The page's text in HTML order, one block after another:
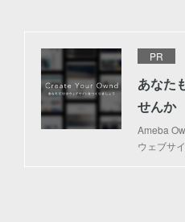
PR
あなた
せんか
Ameba
ウェブサ